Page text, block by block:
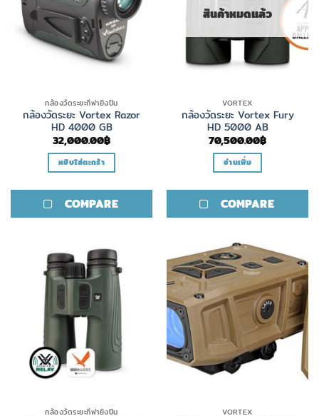
กล้องวัดระยะกีฬายิงปืน
กล้องวัดระยะ Vortex Razor
HD 4000 GB
32,000.00฿
หยิบใส่ตะกร้า
COMPARE
สินค้าหมดแล้ว
VORTEX
กล้องวัดระยะ Vortex Fury
HD 5000 AB
70,500.00฿
อ่านเพิ่ม
COMPARE
กล้องวัดระยะกีฬายิงปืน VORTEX